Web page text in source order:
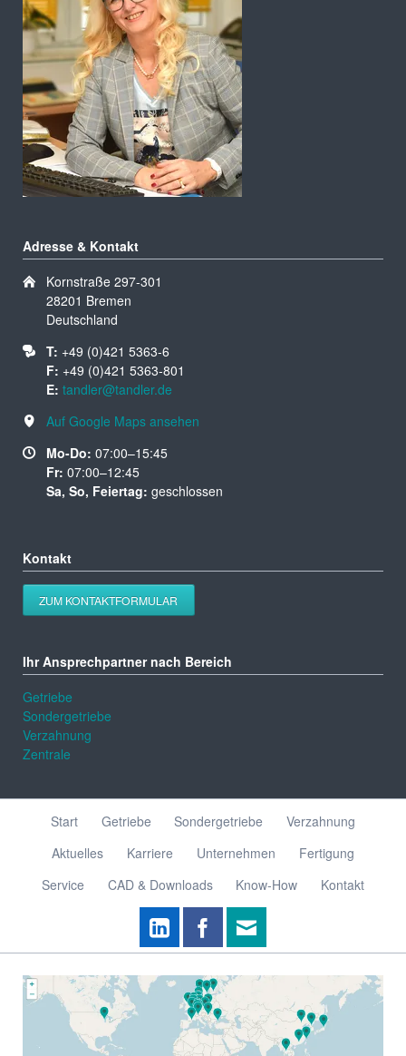
Adresse & Kontakt
Kornstraße 297-301
28201 Bremen
Deutschland
T: +49 (0)421 5363-6
F: +49 (0)421 5363-801
E: tandler@tandler.de
Auf Google Maps ansehen
Mo-Do: 07:00–15:45
Fr: 07:00–12:45
Sa, So, Feiertag: geschlossen
Kontakt
ZUM KONTAKTFORMULAR
Ihr Ansprechpartner nach Bereich
Getriebe
Sondergetriebe
Verzahnung
Zentrale
Navigation
überspringen
Start Getriebe Sondergetriebe
Verzahnung
Aktuelles
Karriere Unternehmen
Fertigung
Service
CAD & Downloads Know-How Kontakt